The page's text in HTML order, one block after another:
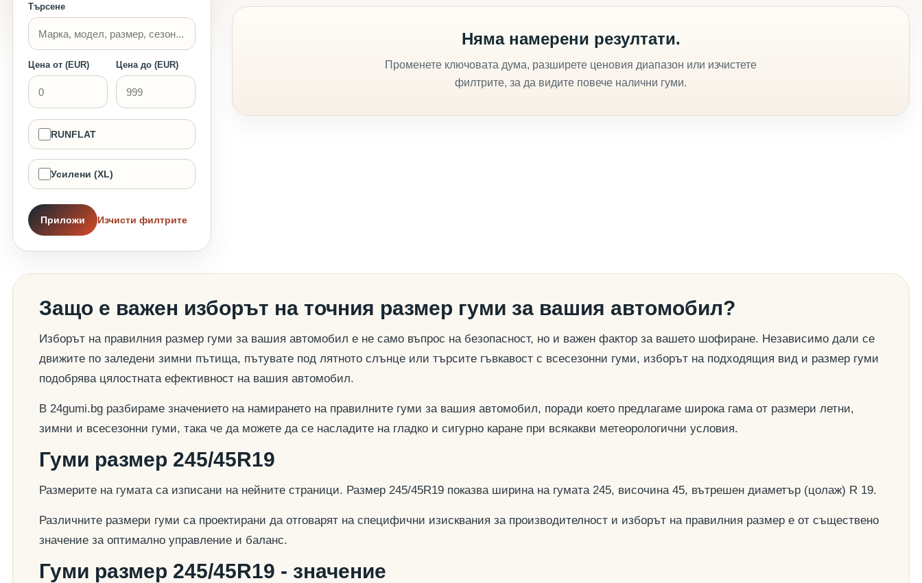
Търсене
Цена от (EUR) Цена до (EUR)
RUNFLAT
Усилени (XL)
Приложи Изчисти филтрите
Няма намерени резултати.
Променете ключовата дума, разширете ценовия диапазон или изчистете
филтрите, за да видите повече налични гуми.
Защо е важен изборът на точния размер гуми за вашия автомобил?
Изборът на правилния размер гуми за вашия автомобил е не само въпрос на безопасност, но и важен фактор за вашето шофиране. Независимо дали се
движите по заледени зимни пътища, пътувате под лятното слънце или търсите гъвкавост с всесезонни гуми, изборът на подходящия вид и размер гуми
подобрява цялостната ефективност на вашия автомобил.
В 24gumi.bg разбираме значението на намирането на правилните гуми за вашия автомобил, поради което предлагаме широка гама от размери летни,
зимни и всесезонни гуми, така че да можете да се насладите на гладко и сигурно каране при всякакви метеорологични условия.
Гуми размер 245/45R19
Размерите на гумата са изписани на нейните страници. Размер 245/45R19 показва ширина на гумата 245, височина 45, вътрешен диаметър (цолаж) R 19.
Различните размери гуми са проектирани да отговарят на специфични изисквания за производителност и изборът на правилния размер е от съществено
значение за оптимално управление и баланс.
Гуми размер 245/45R19 - значение